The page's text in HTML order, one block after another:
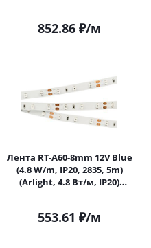
852.86 ₽/м
Лента RT-A60-8mm 12V Blue
(4.8 W/m, IP20, 2835, 5m)
(Arlight, 4.8 Вт/м, IP20)
553.61 ₽/м